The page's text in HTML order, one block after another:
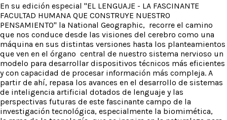
En su edición especial "EL LENGUAJE - LA FASCINANTE
FACULTAD HUMANA QUE CONSTRUYE NUESTRO
PENSAMIENTO" la National Geographic, recorre el camino
que nos conduce desde las visiones del cerebro como una
máquina en sus distintas versiones hasta los planteamientos
que ven en el órgano central de nuestro sistema nervioso un
modelo para desarrollar dispositivos técnicos más eficientes
y con capacidad de procesar información más compleja. A
partir de ahí, repasa los avances en el desarrollo de sistemas
de inteligencia artificial dotados de lenguaje y las
perspectivas futuras de este fascinante campo de la
investigación tecnológica, especialmente la biomimética,